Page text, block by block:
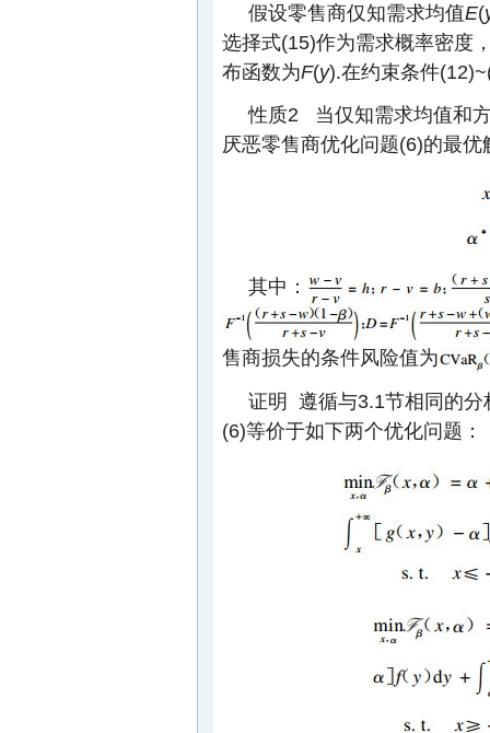
假设零售商仅知需求均值E(
选择式(15)作为需求概率密度
布函数为F(y).在约束条件
性质2 当仅知需求均值和
厌恶零售商优化问题(6)的最优
其中：
售商损失的条件风险值为
证明 遵循与3.1节相同的分
(6)等价于如下两个优化问题：